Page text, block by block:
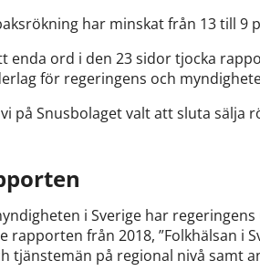
har minskat från 13 till 9
enda ord i den 23 sidor tjocka
för regeringens och
på Snusbolaget valt att sluta sälja
i Sverige har
rapporten från 2018, ”Folkhälsan i
tjänstemän på regional nivå samt